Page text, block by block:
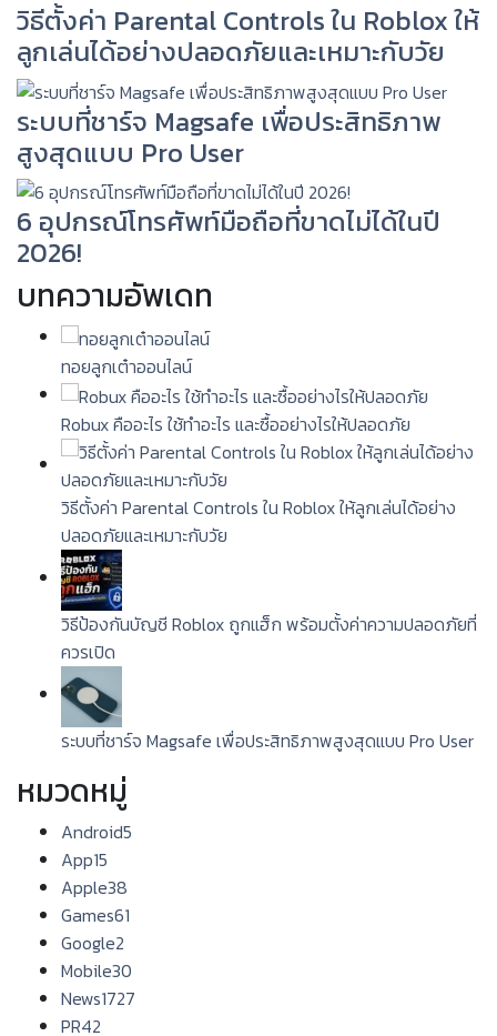
วิธีตั้งค่า Parental Controls ใน Roblox ให้
ลูกเล่นได้อย่างปลอดภัยและเหมาะกับวัย
ระบบที่ชาร์จ Magsafe เพื่อประสิทธิภาพ
สูงสุดแบบ Pro User
6 อุปกรณ์โทรศัพท์มือถือที่ขาดไม่ได้ในปี
2026!
บทความอัพเดท
ทอยลูกเต๋าออนไลน์
Robux คืออะไร ใช้ทำอะไร และซื้ออย่างไรให้ปลอดภัย
วิธีตั้งค่า Parental Controls ใน Roblox ให้ลูกเล่นได้อย่าง
ปลอดภัยและเหมาะกับวัย
วิธีป้องกันบัญชี Roblox ถูกแฮ็ก พร้อมตั้งค่าความปลอดภัยที่
ควรเปิด
ระบบที่ชาร์จ Magsafe เพื่อประสิทธิภาพสูงสุดแบบ Pro User
หมวดหมู่
Android5
App15
Apple38
Games61
Google2
Mobile30
News1727
PR42